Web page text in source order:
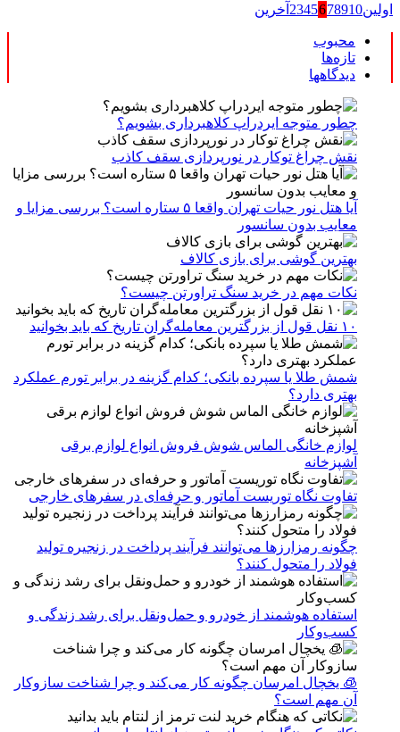
اولین 2345678910 آخرین
محبوب
تازه‌ها
دیدگاهها
چطور متوجه ایردراپ کلاهبرداری بشویم؟
نقش چراغ توکار در نورپردازی سقف کاذب
آیا هتل نور حیات تهران واقعا ۵ ستاره است؟ بررسی مزایا و
معایب بدون سانسور
بهترین گوشی برای بازی کالاف
نکات مهم در خرید سنگ تراورتن چیست؟
۱۰ نقل قول از بزرگترین معامله‌گران تاریخ که باید بخوانید
شمش طلا یا سپرده بانکی؛ کدام گزینه در برابر تورم عملکرد
بهتری دارد؟
لوازم خانگی الماس شوش فروش انواع لوازم برقی
آشپزخانه
تفاوت نگاه توریست آماتور و حرفه‌ای در سفرهای خارجی
چگونه رمزارزها می‌توانند فرآیند پرداخت در زنجیره تولید
فولاد را متحول کنند؟
استفاده هوشمند از خودرو و حمل‌ونقل برای رشد زندگی و
کسب‌وکار
🧊 یخچال امرسان چگونه کار می‌کند و چرا شناخت سازوکار
آن مهم است؟